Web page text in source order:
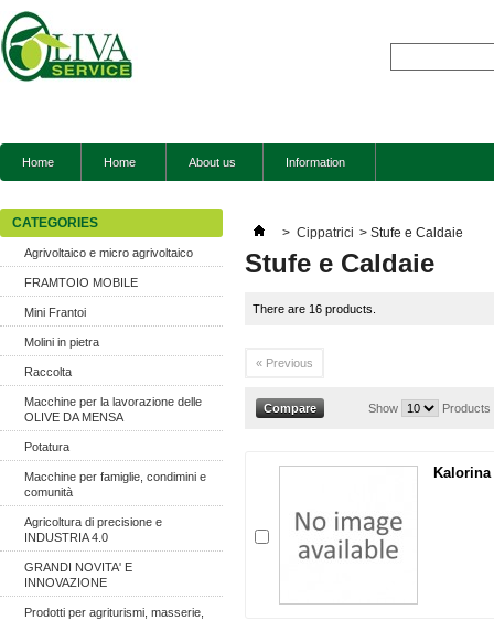
Home Home About us Information
CATEGORIES
Agrivoltaico e micro agrivoltaico
FRAMTOIO MOBILE
Mini Frantoi
Molini in pietra
Raccolta
Macchine per la lavorazione delle
OLIVE DA MENSA
Potatura
Macchine per famiglie, condimini e
comunità
Agricoltura di precisione e
INDUSTRIA 4.0
GRANDI NOVITA' E
INNOVAZIONE
Prodotti per agriturismi, masserie,
> Cippatrici > Stufe e Caldaie
Stufe e Caldaie
There are 16 products.
« Previous
Show Products
Kalorina